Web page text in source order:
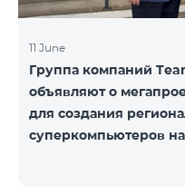
11 June
Группа компаний
объявляют о
для создания
суперкомпьютеров